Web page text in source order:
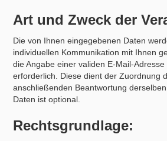
Art und Zweck der
Die von Ihnen eingegebenen Daten
individuellen Kommunikation mit Ihnen
die Angabe einer validen E-Mail-
erforderlich. Diese dient der Zuordnung
anschließenden Beantwortung
Daten ist optional.
Rechtsgrundlage: